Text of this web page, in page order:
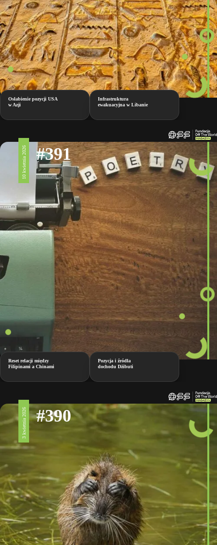
Osłabienie pozycji USA
w Azji
Infrastruktura
ewakuacyjna w Libanie
10 kwietnia 2026 #391
Reset relacji między
Filipinami a Chinami
Pozycja i źródła
dochodu Dżibuti
3 kwietnia 2026 #390